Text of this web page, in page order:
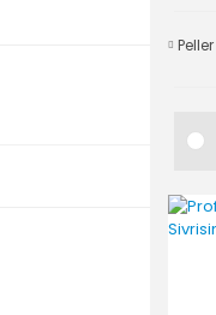
Peller